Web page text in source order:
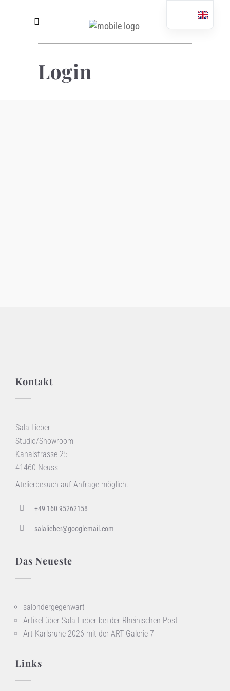
Login
Kontakt
Sala Lieber
Studio/Showroom
Kanalstrasse 25
41460 Neuss
Atelierbesuch auf Anfrage möglich.
+49 160 95262158
salalieber@googlemail.com
Das Neueste
salondergegenwart
Artikel über Sala Lieber bei der Rheinischen Post
Art Karlsruhe 2026 mit der ART Galerie 7
Links